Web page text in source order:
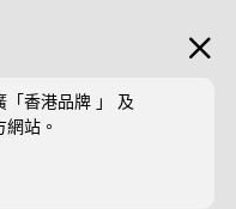
「香港品牌 」 及
站。